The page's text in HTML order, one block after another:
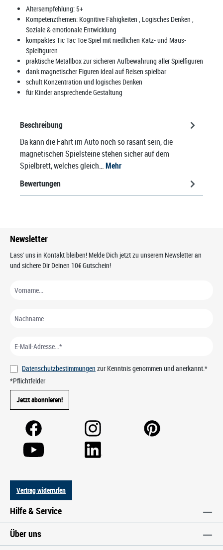
Altersempfehlung: 5+
Kompetenzthemen: Kognitive Fähigkeiten , Logisches Denken
Soziale & emotionale Entwicklung
kompaktes Tic Tac Toe Spiel mit niedlichen Katz- und Maus-
Spielfiguren
praktische Metallbox zur sicheren Aufbewahrung aller Spielfiguren
dank magnetischer Figuren ideal auf Reisen spielbar
schult Konzentration und logisches Denken
für Kinder ansprechende Gestaltung
Beschreibung
Da kann die Fahrt im Auto noch so rasant sein, die
magnetischen Spielsteine stehen sicher auf dem
Spielbrett, welches gleich…Mehr
Bewertungen
Newsletter
Lass' uns in Kontakt bleiben! Melde Dich jetzt zu unserem Newsletter an
und sichere Dir Deinen 10€ Gutschein!
Datenschutzbestimmungen zur Kenntnis genommen und anerkannt.*
*Pflichtfelder
Jetzt abonnieren!
Vertrag widerrufen
Hilfe & Service
Über uns